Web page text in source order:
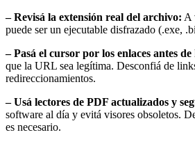
– Revisá la extensión real del archivo: A
puede ser un ejecutable disfrazado (.exe,
– Pasá el cursor por los enlaces antes
que la URL sea legítima. Desconfiá de
redireccionamientos.
– Usá lectores de PDF actualizados y
software al día y evitá visores obsoletos.
es necesario.